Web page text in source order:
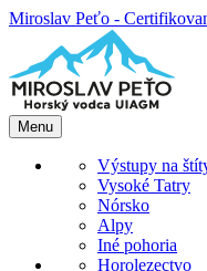
Miroslav Peťo -
Menu
Výstupy na
Vysoké Tatry
Nórsko
Alpy
Iné pohoria
Horolezectvo